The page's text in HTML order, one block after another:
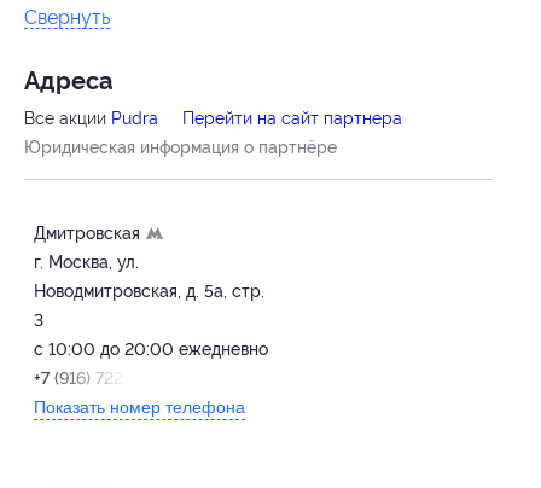
Свернуть
Адресa
Все акции Pudra
Перейти на сайт партнера
Юридическая информация о партнёре
Дмитровская
г. Москва, ул.
Новодмитровская, д. 5а, стр.
3
с 10:00 до 20:00 ежедневно
+7 (916) 722-82-90
Показать номер телефона